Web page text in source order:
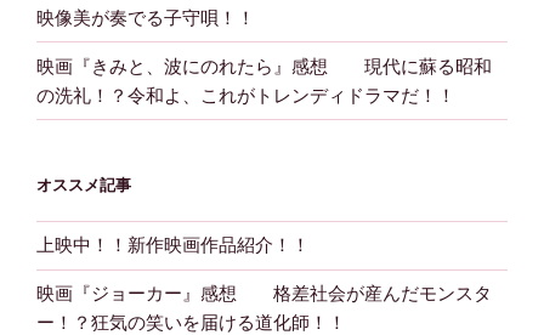
映像美が奏でる子守唄！！
映画『きみと、波にのれたら』感想 現代に蘇る昭和
の洗礼！？令和よ、これがトレンディドラマだ！！
オススメ記事
上映中！！新作映画作品紹介！！
映画『ジョーカー』感想 格差社会が産んだモンスタ
ー！？狂気の笑いを届ける道化師！！